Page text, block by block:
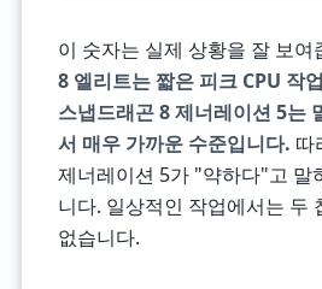
이 숫자는 실제 상황을 잘 보여
8 엘리트는 짧은 피크 CPU 작
스냅드래곤 8 제너레이션 5는
서 매우 가까운 수준입니다. 따
제너레이션 5가 "약하다"고 말
니다. 일상적인 작업에서는 두
없습니다.